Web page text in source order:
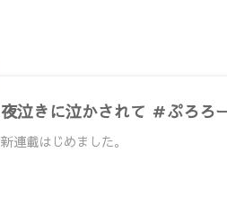
夜泣きに泣かされて ＃ぷろろ
新連載はじめました。